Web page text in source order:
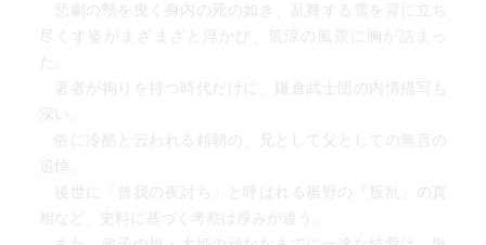
悲劇の翳を曳く身内の死の如き、乱舞する雪を背に立ち
尽くす姿がまざまざと浮かび、荒涼の風景に胸が詰まっ
た。
著者が拘りを持つ時代だけに、鎌倉武士団の内情描写も
深い。
俗に冷酷と云われる頼朝の、兄として父としての無言の
追悼。
後世に「曾我の夜討ち」と呼ばれる裾野の『叛乱』の真
相など、史料に基づく考察は厚みが違う。